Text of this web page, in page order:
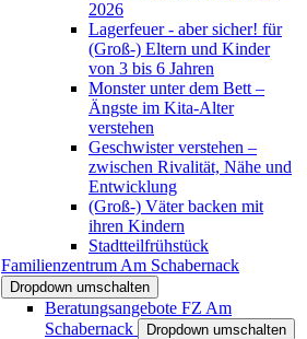
2026
Lagerfeuer - aber sicher! für
(Groß-) Eltern und Kinder
von 3 bis 6 Jahren
Monster unter dem Bett –
Ängste im Kita-Alter
verstehen
Geschwister verstehen –
zwischen Rivalität, Nähe und
Entwicklung
(Groß-) Väter backen mit
ihren Kindern
Stadtteilfrühstück
Familienzentrum Am Schabernack
Dropdown umschalten
Beratungsangebote FZ Am
Schabernack
Dropdown umschalten